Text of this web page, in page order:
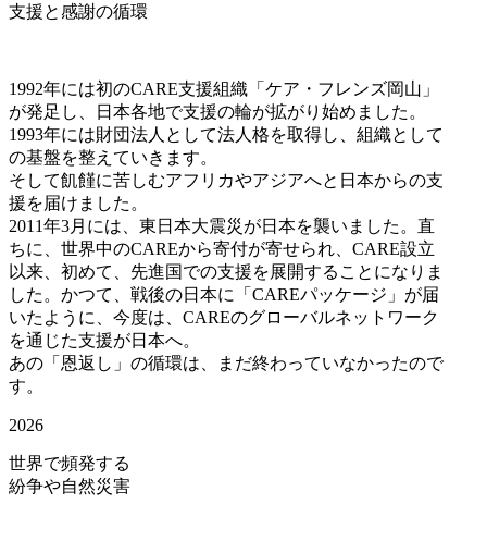
支援と感謝の循環
1992年には初のCARE支援組織「ケア・フレンズ岡山」
が発足し、日本各地で支援の輪が拡がり始めました。
1993年には財団法人として法人格を取得し、組織として
の基盤を整えていきます。
そして飢饉に苦しむアフリカやアジアへと日本からの支
援を届けました。
2011年3月には、東日本大震災が日本を襲いました。直
ちに、世界中のCAREから寄付が寄せられ、CARE設立
以来、初めて、先進国での支援を展開することになりま
した。かつて、戦後の日本に「CAREパッケージ」が届
いたように、今度は、CAREのグローバルネットワーク
を通じた支援が日本へ。
あの「恩返し」の循環は、まだ終わっていなかったので
す。
2026
世界で頻発する
紛争や自然災害